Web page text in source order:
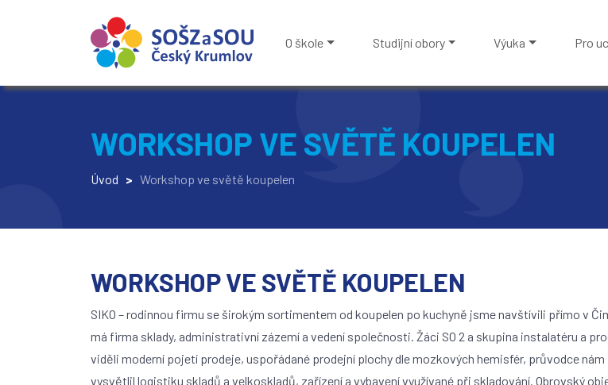
O škole Studijní obory Výuka Pro
WORKSHOP VE SVĚTĚ KOUPELEN
Úvod > Workshop ve světě koupelen
WORKSHOP VE SVĚTĚ KOUPELEN
SIKO – rodinnou firmu se širokým sortimentem od koupelen po kuchyně jsme navštívili přímo v
má firma sklady, administrativní zázemí a vedení společnosti. Žáci SO 2 a skupina instalatéru a
viděli moderní pojetí prodeje, uspořádané prodejní plochy dle mozkových hemisfér, průvodce
vysvětlil logistiku skladů a velkoskladů, zařízení a vybavení využívané při skladování. Obrovský